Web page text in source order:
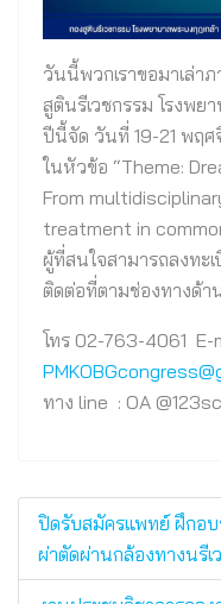
วันนี้พวกเราขอมาเล่า
สูตินรีเวชกรรม โรงพย
ปีนี้จัด วันที่ 19-21 พฤ
ในหัวข้อ “Theme:
From
treatment in
ผู้ที่สนใจสามารถลงทะ
ติดต่อที่ตามช่องทางด้า
โทร 02-763-4061 E-
ทาง line : OA
ปิดรับสมัครแพทย์ ฝึกอ
ผ่าตัดผ่านกล้องทางนรีเ